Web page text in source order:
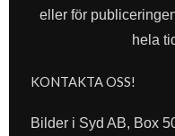
eller för
hela
KONTAKTA OSS!
Bilder i Syd AB, Box